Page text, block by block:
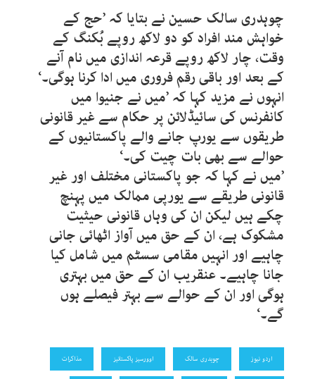
چوہدری سالک حسین نے بتایا کہ ’حج کے
خواہش مند افراد کو دو لاکھ روپے بُکنگ کے
وقت، چار لاکھ روپے قرعہ اندازی میں نام آنے
کے بعد اور باقی رقم فروری میں ادا کرنا ہوگی۔‘
انہوں نے مزید کہا کہ ’میں نے جنیوا میں
کانفرنس کی سائیڈلائن پر حکام سے غیر قانونی
طریقوں سے یورپ جانے والے پاکستانیوں کے
حوالے سے بھی بات چیت کی۔‘
’میں نے کہا کہ جو پاکستانی مختلف اور غیر
قانونی طریقے سے یورپی ممالک میں پہنچ
چکے ہیں لیکن ان کی وہاں قانونی حیثیت
مشکوک ہے، ان کے حق میں آواز اٹھائی جانی
چاہیے اور انہیں مقامی سسٹم میں شامل کیا
جانا چاہیے۔ عنقریب ان کے حق میں بہتری
ہوگی اور ان کے حوالے سے بہتر فیصلے ہوں
گے۔‘
اردو نیوز چوہدری سالک اوورسیز پاکستانیز مذاکرات